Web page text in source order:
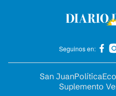
Seguinos en:
San JuanPolítica
Suplemento